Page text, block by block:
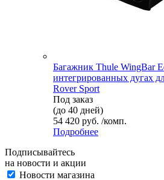
Багажник Thule WingBar
интегрированных дугах
Rover Sport
Под заказ
(до 40 дней)
54 420 руб. /комп.
Подробнее
Подписывайтесь
на новости и акции
Новости магазина